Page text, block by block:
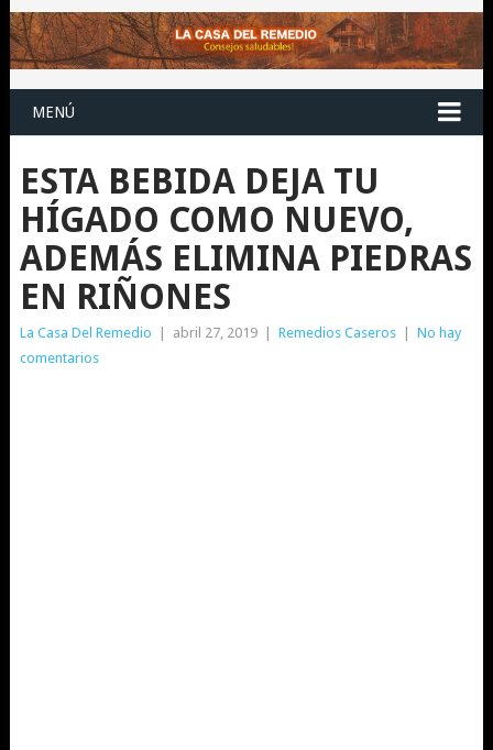
MENÚ
ESTA BEBIDA DEJA TU
HÍGADO COMO NUEVO,
ADEMÁS ELIMINA PIEDRAS
EN RIÑONES
La Casa Del Remedio abril 27, 2019 Remedios Caseros
No hay
comentarios